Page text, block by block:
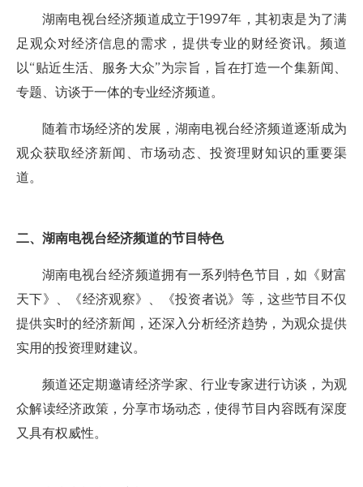
湖南电视台经济频道成立于1997年，其初衷是为了满
足观众对经济信息的需求，提供专业的财经资讯。频道
以“贴近生活、服务大众”为宗旨，旨在打造一个集新闻、
专题、访谈于一体的专业经济频道。
随着市场经济的发展，湖南电视台经济频道逐渐成为
观众获取经济新闻、市场动态、投资理财知识的重要渠
道。
二、湖南电视台经济频道的节目特色
湖南电视台经济频道拥有一系列特色节目，如《财富
天下》、《经济观察》、《投资者说》等，这些节目不仅
提供实时的经济新闻，还深入分析经济趋势，为观众提供
实用的投资理财建议。
频道还定期邀请经济学家、行业专家进行访谈，为观
众解读经济政策，分享市场动态，使得节目内容既有深度
又具有权威性。